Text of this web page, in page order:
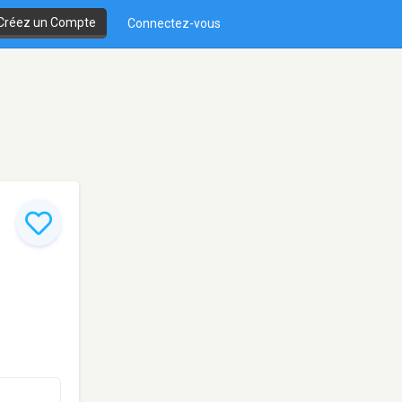
un Compte Connectez-vous